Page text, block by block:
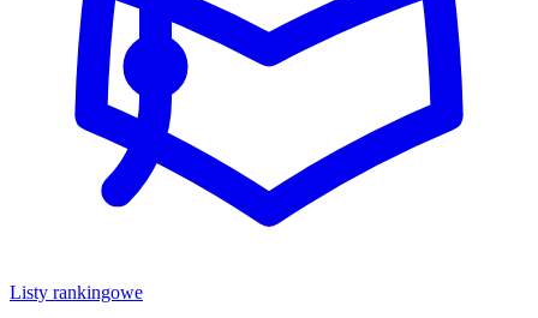
Listy rankingowe